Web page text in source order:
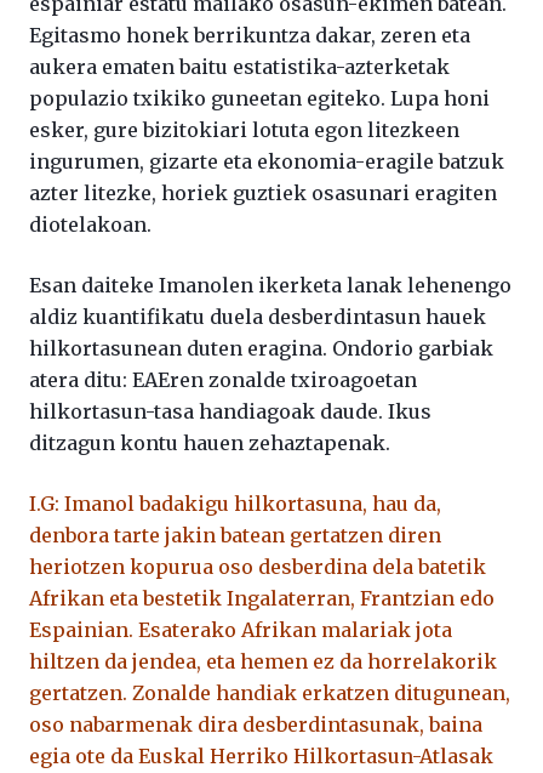
Egitasmo honek berrikuntza dakar, zeren eta
aukera ematen baitu estatistika-azterketak
populazio txikiko guneetan egiteko. Lupa honi
esker, gure bizitokiari lotuta egon litezkeen
ingurumen, gizarte eta ekonomia-eragile batzuk
azter litezke, horiek guztiek osasunari eragiten
diotelakoan.
Esan daiteke Imanolen ikerketa lanak lehenengo
aldiz kuantifikatu duela desberdintasun hauek
hilkortasunean duten eragina. Ondorio garbiak
atera ditu: EAEren zonalde txiroagoetan
hilkortasun-tasa handiagoak daude. Ikus
ditzagun kontu hauen zehaztapenak.
I.G: Imanol badakigu hilkortasuna, hau da,
denbora tarte jakin batean gertatzen diren
heriotzen kopurua oso desberdina dela batetik
Afrikan eta bestetik Ingalaterran, Frantzian edo
Espainian. Esaterako Afrikan malariak jota
hiltzen da jendea, eta hemen ez da horrelakorik
gertatzen. Zonalde handiak erkatzen ditugunean,
oso nabarmenak dira desberdintasunak, baina
egia ote da Euskal Herriko Hilkortasun-Atlasak